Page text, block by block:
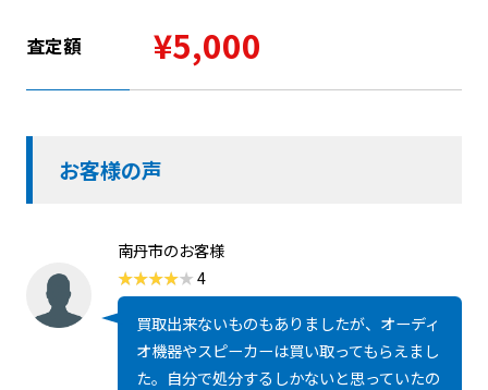
査定額 ¥5,000
お客様の声
南丹市のお客様
4
買取出来ないものもありましたが、オーディ
オ機器やスピーカーは買い取ってもらえまし
た。自分で処分するしかないと思っていたの